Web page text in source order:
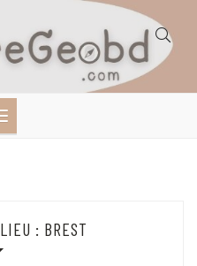
LITTÉRATURE EN
LIEU : BREST